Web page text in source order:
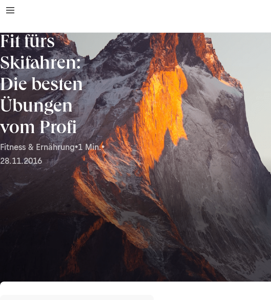
Fit fürs
Skifahren:
Die besten
Übungen
vom Profi
Fitness & Ernährung•1 Min.•
28.11.2016